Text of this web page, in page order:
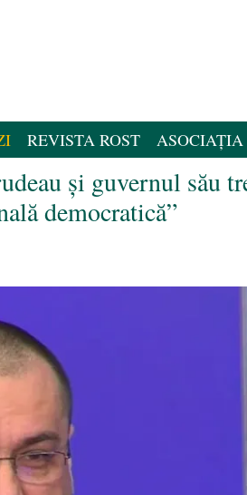
REVISTA ROST ASOCIAȚIA
și guvernul său
democratică”